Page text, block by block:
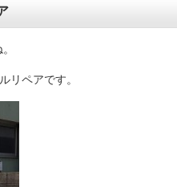
リペアです。